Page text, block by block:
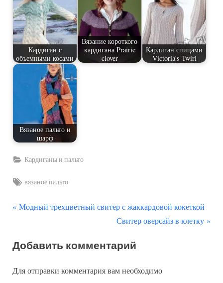
Кардиган с
объемными косами
Вязание короткого
кардигана Prairie
clover
Кардиган спицами
Victoria's Twirl
Вязаное пальто и
шарф
Кардиганы и пальто
Tags:
вязаное пальто
Навигация
записям
П
д
д
Модный трехцветный свитер с жаккардовой кокеткой
С
е
у
Свитер оверсайз в клетку
Добавить комментарий
Для отправки комментария вам необходимо